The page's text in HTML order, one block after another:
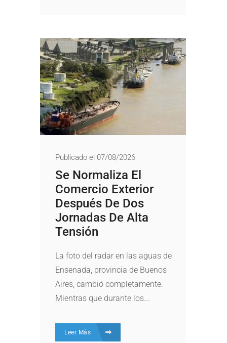
Publicado el 07/08/2026
Se Normaliza El
Comercio Exterior
Después De Dos
Jornadas De Alta
Tensión
La foto del radar en las aguas de
Ensenada, provincia de Buenos
Aires, cambió completamente.
Mientras que durante los...
Leer Más